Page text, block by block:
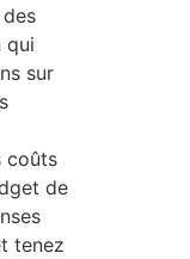
qui
sur
coûts
de
tenez